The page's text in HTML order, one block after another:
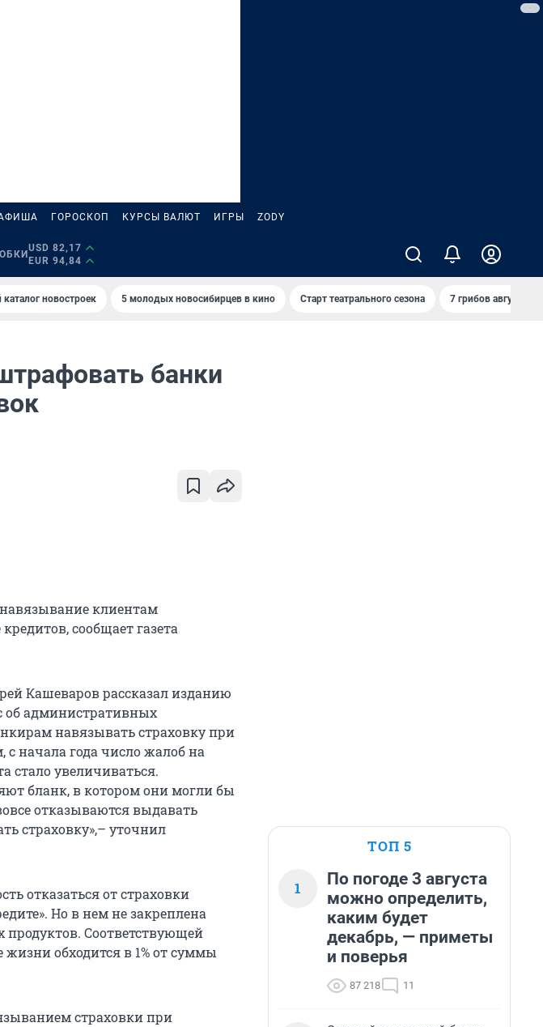
ГОРОСКОП КУРСЫ ВАЛЮТ ИГРЫ ZODY
USD 82,17
EUR 94,84
каталог новостроек 5 молодых новосибирцев в кино Старт театрального сезона 7 грибов августа
банки
клиентам
сообщает газета
Кашеваров рассказал изданию
об административных
навязывать страховку при
начала года число жалоб на
стало увеличиваться.
бланк, в котором они могли бы
отказываются выдавать
страховку»,– уточнил
отказаться от страховки
Но в нем не закреплена
продуктов. Соответствующей
обходится в 1% от суммы
страховки при
ТОП 5
1
По погоде 3 августа
можно определить,
каким будет
декабрь, — приметы
и поверья
87 218 11